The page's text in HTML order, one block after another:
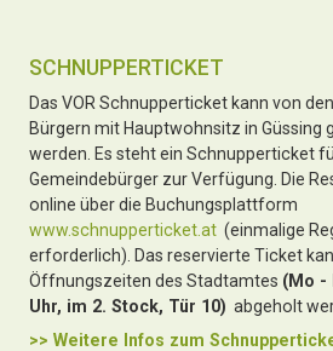
SCHNUPPERTICKET
Das VOR Schnupperticket kann von
Bürgern mit Hauptwohnsitz in Güssing
werden. Es steht ein Schnupperticket
Gemeindebürger zur Verfügung. Die
online über die Buchungsplattform
www.schnupperticket.at (einmalige
erforderlich). Das reservierte Ticket
Öffnungszeiten des Stadtamtes (Mo -
Uhr, im 2. Stock, Tür 10) abgeholt
>> Weitere Infos zum